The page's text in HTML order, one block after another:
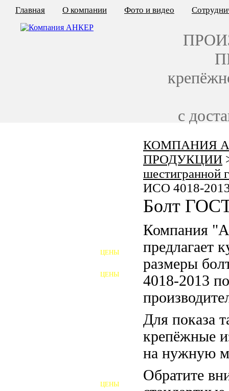
КОМПАНИЯ
ПРОДУКЦИИ
шестигранной
ИСО 4018-
Болт
Компания
предлагает
размеры
4018-2013
Для показа
крепёжные
на нужную
Обратите
ЦЕНЫ
ЦЕНЫ
ШАЙБЫ ФУНДАМЕНТНЫЕ
ЦЕНЫ
Главная О компании Фото и видео
с